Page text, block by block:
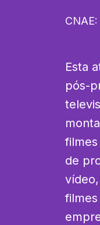
CNAE:
Esta
pós-
de